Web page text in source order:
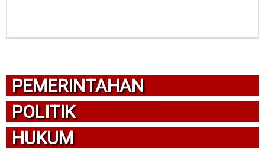
PEMERINTAHAN
POLITIK
HUKUM